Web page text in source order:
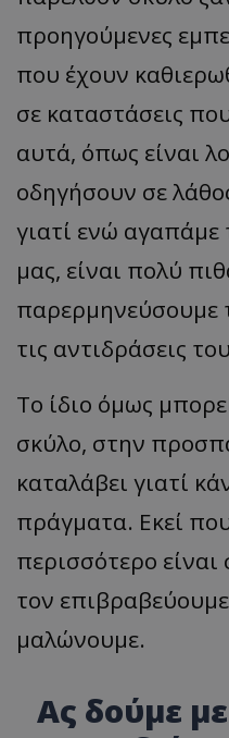
προηγούμενες
που έχουν
σε καταστάσεις
αυτά, όπως είναι
οδηγήσουν σε
γιατί ενώ
μας, είναι πολύ
παρερμηνεύσουμε
τις αντιδράσεις
Το ίδιο όμως
σκύλο, στην
καταλάβει γιατί
πράγματα. Εκεί
περισσότερο
τον
μαλώνουμε.
Ας δούμε